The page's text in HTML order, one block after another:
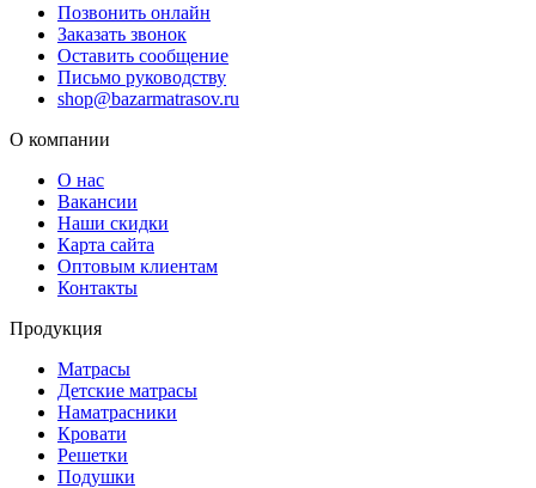
Позвонить онлайн
Заказать звонок
Оставить сообщение
Письмо руководству
shop@bazarmatrasov.ru
О компании
О нас
Вакансии
Наши скидки
Карта сайта
Оптовым клиентам
Контакты
Продукция
Матрасы
Детские матрасы
Наматрасники
Кровати
Решетки
Подушки